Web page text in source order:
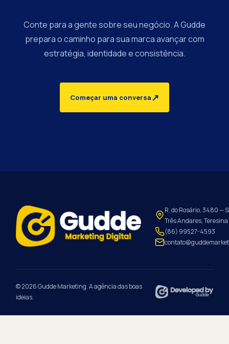
Conte para a gente sobre seu negócio. A Gudde
prepara o caminho para sua marca avançar com
estratégia, identidade e consistência.
Começar uma conversa↗
R. do Rosário, 3480 —
Três Andares,
(86) 99527-4593
© 2026 Gudde Marketing. A agência das boas
ideias.